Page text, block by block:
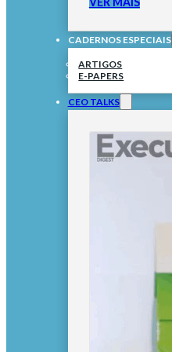
CADERNOS ESPECIAIS
ARTIGOS
E-PAPERS
CEO TALKS